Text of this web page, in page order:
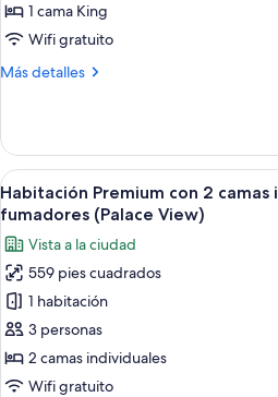
superior,
para
no
a
la
ciudad
(King)
1 cama King
Wifi gratuito
Más detalles
Más
superior,
para
no
fumadores,
a
la
ciudad
(King)
Abrir
todas
las
fotos
de
Habitación
Premium
con
2
5
Habitación Premium con 2 camas
fumadores (Palace View)
Vista a la ciudad
559 pies cuadrados
1 habitación
3 personas
2 camas individuales
Wifi gratuito